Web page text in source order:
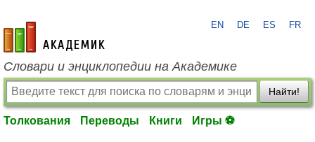
academic.ru
EN DE ES FR
Словари и энциклопедии на Академике
Найти!
Толкования Переводы Книги Игры ⚽